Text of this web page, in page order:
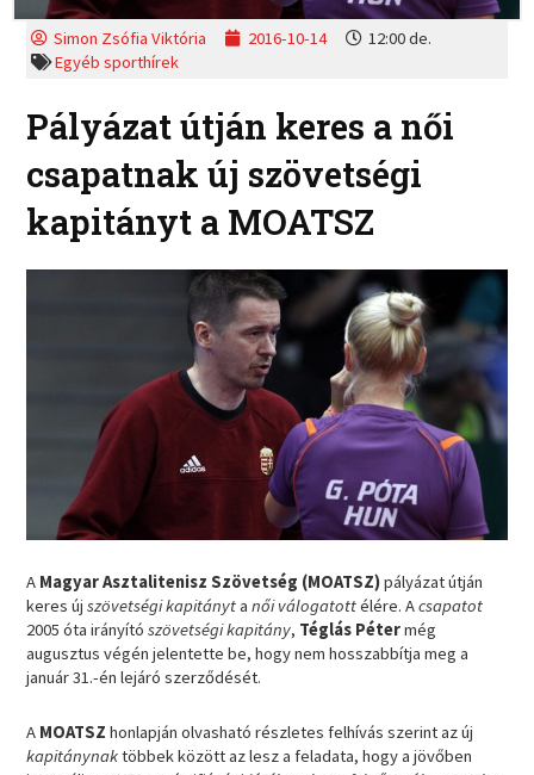
Simon Zsófia Viktória 2016-10-14
12:00 de.
Egyéb sporthírek
Pályázat útján keres a női
csapatnak új szövetségi
kapitányt a MOATSZ
A Magyar Asztalitenisz Szövetség (MOATSZ)pályázat útján
keres új szövetségi kapitánytanői válogatottélére. Acsapatot
2005 óta irányítószövetségi kapitány, Téglás Pétermég
augusztus végén jelentette be, hogy nem hosszabbítja meg a
január 31.-én lejáró szerződését.
A MOATSZ honlapján olvasható részletes felhívás szerint az új
kapitánynaktöbbek között az lesz a feladata, hogy a jövőben